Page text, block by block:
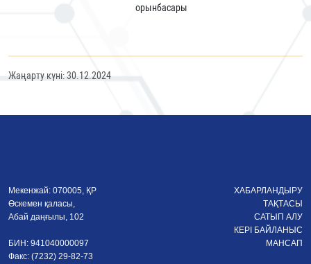
орынбасары
Жаңарту күні: 30.12.2024
Мекенжай: 070005, ҚР
Өскемен қаласы,
Абай даңғылы, 102
БИН: 941040000097
Факс: (7232) 29-82-73
ХАБАРЛАНДЫРУ
ТАҚТАСЫ
САТЫП АЛУ
КЕРІ БАЙЛАНЫС
МАНСАП